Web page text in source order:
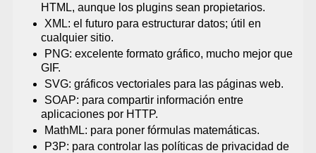
HTML, aunque los plugins sean propietarios.
XML: el futuro para estructurar datos; útil en
cualquier sitio.
PNG: excelente formato gráfico, mucho mejor que
GIF.
SVG: gráficos vectoriales para las páginas web.
SOAP: para compartir información entre
aplicaciones por HTTP.
MathML: para poner fórmulas matemáticas.
P3P: para controlar las políticas de privacidad de